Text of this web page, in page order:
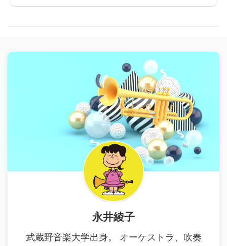
永井綾子
武蔵野音楽大学出身。 オーケストラ、吹奏